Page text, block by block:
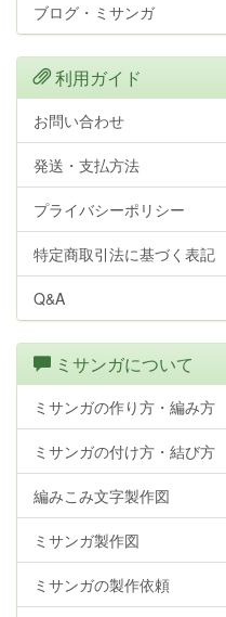
ブログ・ミサンガ
利用ガイド
お問い合わせ
発送・支払方法
プライバシーポリシー
特定商取引法に基づく表記
Q&A
ミサンガについて
ミサンガの作り方・編み方
ミサンガの付け方・結び方
編みこみ文字製作図
ミサンガ製作図
ミサンガの製作依頼